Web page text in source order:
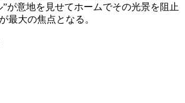
が意地を見せてホームでその光景を阻止
最大の焦点となる。